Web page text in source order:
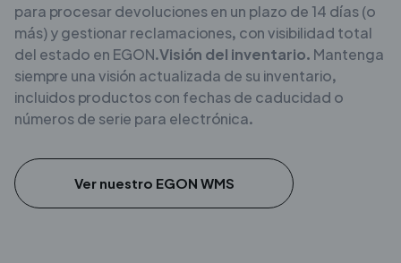
para procesar devoluciones en un plazo de 14 días (o
más) y gestionar reclamaciones, con visibilidad total
del estado en EGON.Visión del inventario. Mantenga
siempre una visión actualizada de su inventario,
incluidos productos con fechas de caducidad o
números de serie para electrónica.
Ver nuestro EGON WMS